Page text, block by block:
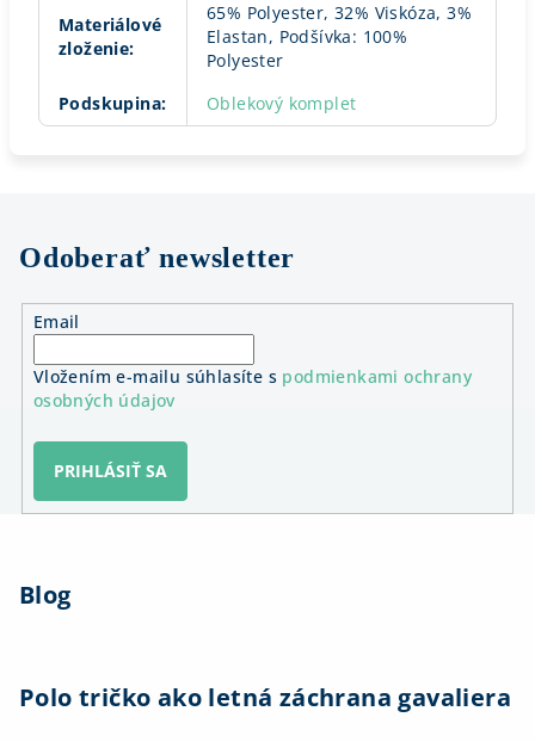
Materiálové
zloženie:
65% Polyester, 32% Viskóza, 3%
Elastan, Podšívka: 100%
Polyester
Podskupina: Oblekový komplet
Odoberať newsletter
Email
Vložením e-mailu súhlasíte s podmienkami ochrany
osobných údajov
PRIHLÁSIŤ SA
Blog
Polo tričko ako letná záchrana gavaliera